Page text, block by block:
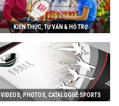
KIẾN THỨC, TƯ VẤN & HỖ TRỢ
VIDEOS, PHOTOS, CATALOGUE SPORTS